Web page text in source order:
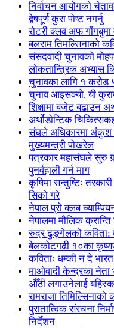
निर्वाचन आयोगको
द्वेषपूर्ण कुरा पोष्ट नगर्नु
रोटरी क्लव अफ
बलराम तिमल्सिनाको
संसदवादी चुनावको
लोकतान्त्रिक अभ्यास
चुनावका लागि १
चुनाव आइसक्यो, यी
शिक्षामा बजेट बढाउन
अर्थोडोन्टिक
संघले अधिकारमा अंकुश
मुख्यमन्त्री पोखरेल
पत्रकार महासंघले सुरु
पुनर्वहाली गर्न माग
कृषिमा सन्तुष्टिः
सिको गरे
नेपाल प्रो क्लब
नेपालमा मौलिक
रुद्र ढुङ्गेलको कविता:
बेलकोटगढी १०का
कविताः धम्की न दे
माओवादी केन्द्रका नेता
औँठी लगाउनेलाई
रामराजा तिमिल्सिनाको
पुरातात्विक संरचना
निर्देशन